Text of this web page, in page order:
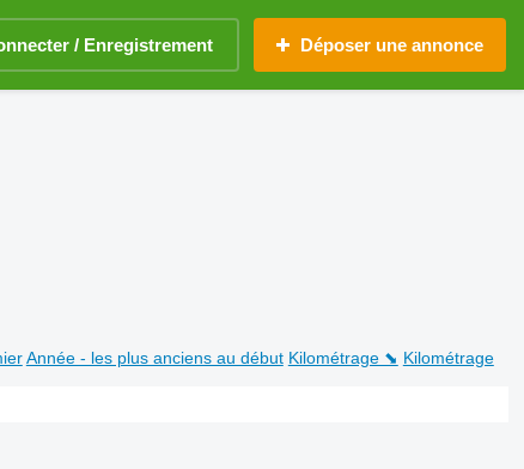
/ Enregistrement Déposer une annonce
Année - les plus anciens au début Kilométrage ⬊ Kilométrage